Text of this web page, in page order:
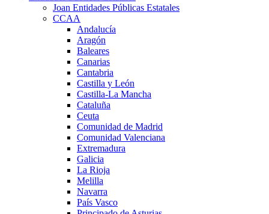
Joan Entidades Públicas Estatales
CCAA
Andalucía
Aragón
Baleares
Canarias
Cantabria
Castilla y León
Castilla-La Mancha
Cataluña
Ceuta
Comunidad de Madrid
Comunidad Valenciana
Extremadura
Galicia
La Rioja
Melilla
Navarra
País Vasco